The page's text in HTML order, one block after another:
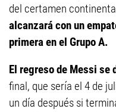
del certamen
alcanzará con un
primera en el Grupo A.
El regreso de Messi se
final, que sería el 4 de
un día después si